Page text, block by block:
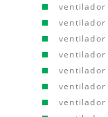
ventilador
ventilador
ventilador
ventilador
ventilador
ventilador